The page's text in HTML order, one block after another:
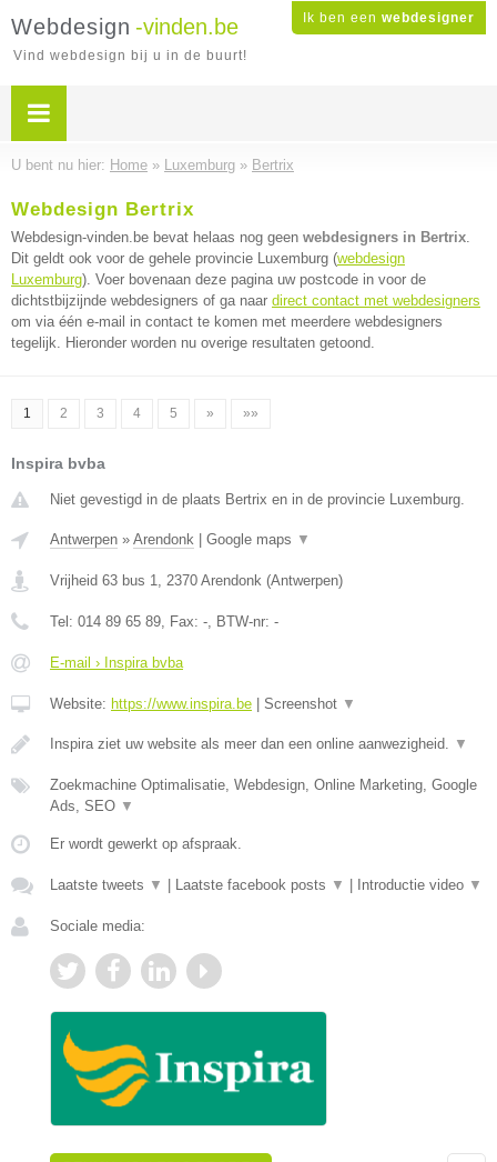
Ik ben een webdesigner
Webdesign -vinden.be
Vind webdesign bij u in de buurt!
U bent nu hier: Home » Luxemburg » Bertrix
Webdesign Bertrix
Webdesign-vinden.be bevat helaas nog geen webdesigners in Bertrix.
Dit geldt ook voor de gehele provincie Luxemburg (webdesign
Luxemburg). Voer bovenaan deze pagina uw postcode in voor de
dichtstbijzijnde webdesigners of ga naar direct contact met webdesigners
om via één e-mail in contact te komen met meerdere webdesigners
tegelijk. Hieronder worden nu overige resultaten getoond.
1 2 3 4 5 » »»
Inspira bvba
Niet gevestigd in de plaats Bertrix en in de provincie Luxemburg.
Antwerpen » Arendonk Google maps ▼
Vrijheid 63 bus 1, 2370 Arendonk (Antwerpen)
Tel: 014 89 65 89, Fax: -, BTW-nr: -
E-mail › Inspira bvba
Website: https://www.inspira.be Screenshot ▼
Inspira ziet uw website als meer dan een online aanwezigheid. ▼
Zoekmachine Optimalisatie, Webdesign, Online Marketing, Google
Ads, SEO ▼
Er wordt gewerkt op afspraak.
Laatste tweets ▼ Laatste facebook posts ▼ Introductie video ▼
Sociale media: